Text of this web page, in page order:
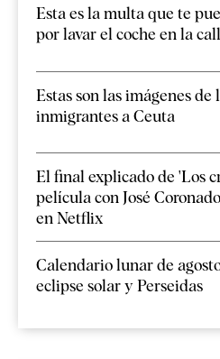
Esta es la multa que te
por lavar el coche en la
Estas son las imágenes de
inmigrantes a Ceuta
El final explicado de 'Los
película con José
en Netflix
Calendario lunar de
eclipse solar y Perseidas